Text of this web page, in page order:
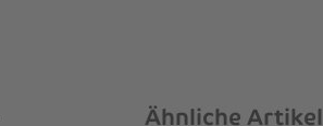
Ähnliche Artikel